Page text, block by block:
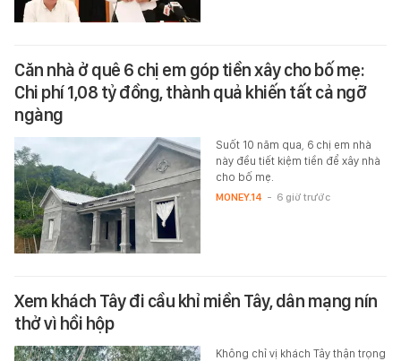
Căn nhà ở quê 6 chị em góp tiền xây cho bố mẹ:
Chi phí 1,08 tỷ đồng, thành quả khiến tất cả ngỡ
ngàng
Suốt 10 năm qua, 6 chị em nhà
này đều tiết kiệm tiền để xây nhà
cho bố mẹ.
MONEY.14 - 6 giờ trước
Xem khách Tây đi cầu khỉ miền Tây, dân mạng nín
thở vì hồi hộp
Không chỉ vị khách Tây thận trọng